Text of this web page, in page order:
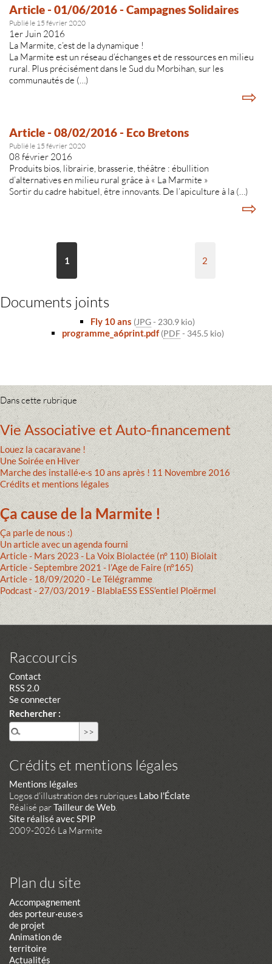
Article - 01/06/2016 - Campagnes Solidaires
Publié le 15 février 2020
1er Juin 2016
La Marmite, c’est de la dynamique !
La Marmite est un réseau d’échanges et de ressources en milieu
rural. Plus précisément dans le Sud du Morbihan, sur les
communautés de (…)
⇨
Article - 08/02/2016 - Eco Bretons
Publié le 15 février 2020
08 février 2016
Produits bios, librairie, brasserie, théâtre : ébullition
d’alternatives en milieu rural grâce à « La Marmite »
Sortir du cadre habituel, être innovants. De l’apiculture à la (…)
⇨
1 2
Documents joints
Fly 10 ans (JPG- 230.9 kio)
programme_a6print.pdf (PDF- 345.5 kio)
Dans cette rubrique
Vie Associative et Auto-financement
Louez la cacaravane !
Une Soirée en Hiver
Marche des installé·e·s 10 ans après ! 11 Novembre 2016
Crédits et mentions légales
Ça cause de la Marmite !
Ça parle de nous :)
Un article avec un agenda fourni
Article - Mars 2023 - La Voix Biolactée (n° 110) Biolait
Article - Septembre 2021 - l’Age de Faire (n°165)
Article - 18/09/2020 - Le Télégramme
Podcast - 27/03/2019 - BlablaESS ESS’entiel Ploërmel
Raccourcis
Contact
RSS 2.0
Se connecter
Rechercher :
Crédits et mentions légales
Mentions légales
Logos d'illustration des rubriques Labo l'Éclate
Réalisé parTailleur de Web.
Site réalisé avec SPIP
2009-2026 La Marmite
Plan du site
Accompagnement
des porteur·euse·s
de projet
Animation de
territoire
Actualités